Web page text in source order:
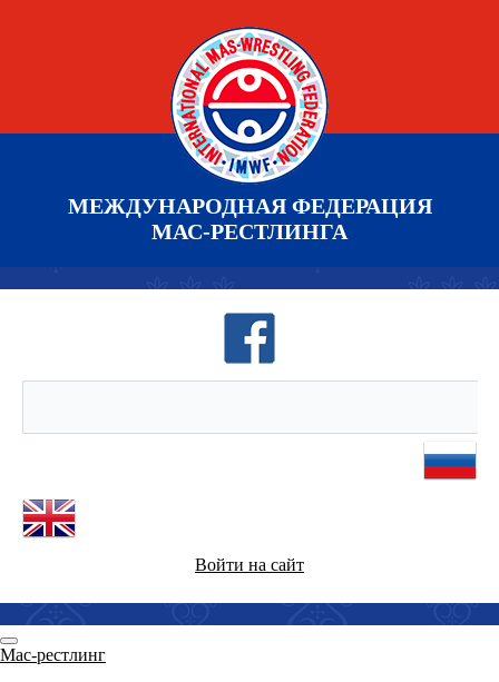
МЕЖДУНАРОДНАЯ ФЕДЕРАЦИЯ
МАС-РЕСТЛИНГА
Войти на сайт
Мас-рестлинг